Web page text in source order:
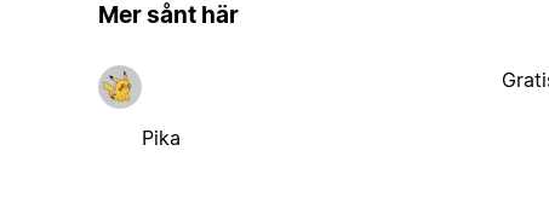
Mer sånt här
Pika